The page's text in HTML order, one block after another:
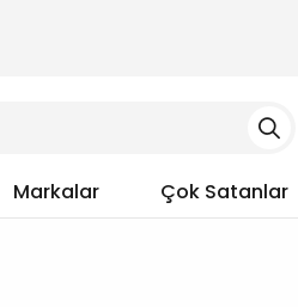
Markalar Çok Satanlar